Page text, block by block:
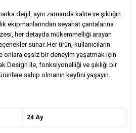
değil, aynı zamanda kalite ve şıklığın
ekipmanlarından seyahat çantalarına
her detayda mükemmelliği arayan
sunar. Her ürün, kullanıcıların
onlara eşsiz bir deneyim yaşatmak için
Design ile, fonksiyonelliği ve şıklığı bir
sahip olmanın keyfini yaşayın.
24 Ay